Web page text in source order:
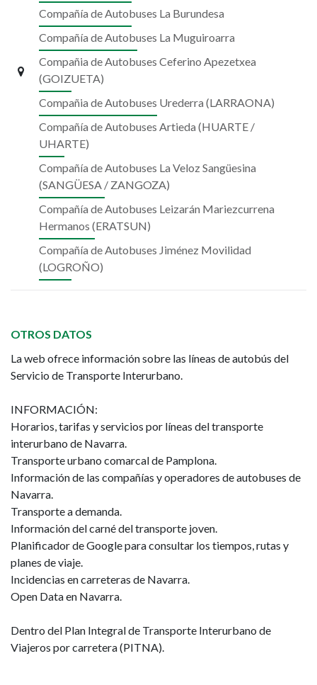
NBUS
Compañía de Autobuses La Burundesa
Compañía de Autobuses La Muguiroarra
Compañia de Autobuses Ceferino Apezetxea
(GOIZUETA)
Compañia de Autobuses Urederra (LARRAONA)
Compañía de Autobuses Artieda (HUARTE /
UHARTE)
Compañía de Autobuses La Veloz Sangüesina
(SANGÜESA / ZANGOZA)
Compañía de Autobuses Leizarán Mariezcurrena
Hermanos (ERATSUN)
Compañía de Autobuses Jiménez Movilidad
(LOGROÑO)
OTROS DATOS
La web ofrece información sobre las líneas de autobús del
Servicio de Transporte Interurbano.
INFORMACIÓN:
Horarios, tarifas y servicios por líneas del transporte
interurbano de Navarra.
Transporte urbano comarcal de Pamplona.
Información de las compañías y operadores de autobuses de
Navarra.
Transporte a demanda.
Información del carné del transporte joven.
Planificador de Google para consultar los tiempos, rutas y
planes de viaje.
Incidencias en carreteras de Navarra.
Open Data en Navarra.
Dentro del Plan Integral de Transporte Interurbano de
Viajeros por carretera (PITNA).